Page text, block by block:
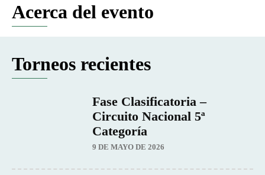
Acerca del evento
Torneos recientes
Fase Clasificatoria –
Circuito Nacional 5ª
Categoría
9 DE MAYO DE 2026